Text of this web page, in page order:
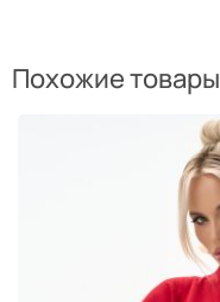
Похожие товары